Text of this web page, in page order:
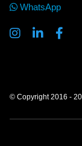
WhatsApp
© Copyright 2016 -